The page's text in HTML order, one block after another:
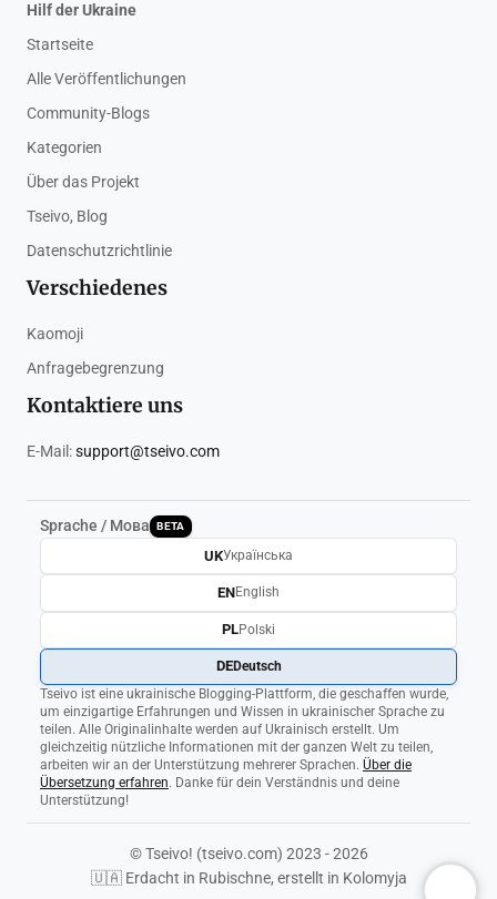
Hilf der Ukraine
Startseite
Alle Veröffentlichungen
Community-Blogs
Kategorien
Über das Projekt
Tseivo, Blog
Datenschutzrichtlinie
Verschiedenes
Kaomoji
Anfragebegrenzung
Kontaktiere uns
E-Mail:support@tseivo.com
Sprache / Мова BETA
Tseivo ist eine ukrainische Blogging-Plattform, die geschaffen wurde,
um einzigartige Erfahrungen und Wissen in ukrainischer Sprache zu
teilen. Alle Originalinhalte werden auf Ukrainisch erstellt. Um
gleichzeitig nützliche Informationen mit der ganzen Welt zu teilen,
arbeiten wir an der Unterstützung mehrerer Sprachen. Über die
Übersetzung erfahren. Danke für dein Verständnis und deine
Unterstützung!
UKУкраїнська
ENEnglish
PLPolski
DEDeutsch
© Tseivo! (tseivo.com) 2023 - 2026
🇺🇦 Erdacht in Rubischne, erstellt in Kolomyja